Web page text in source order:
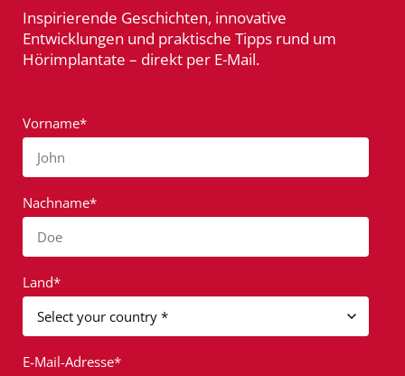
Inspirierende Geschichten, innovative
Entwicklungen und praktische Tipps rund um
Hörimplantate – direkt per E-Mail.
Vorname*
John
Nachname*
Doe
Land*
E-Mail-Adresse*